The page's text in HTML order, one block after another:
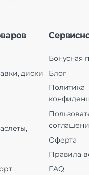
диски
Бонусная
Блог
Политика
Оферта
Правила
FAQ